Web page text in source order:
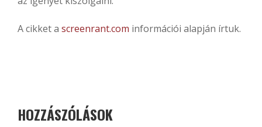
A cikket a screenrant.com információi alapján írtuk.
HOZZÁSZÓLÁSOK